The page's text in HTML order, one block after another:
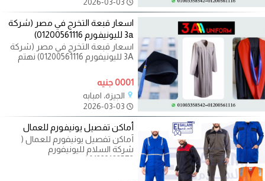
اسعار قبعة التخرج في مصر (شركة
3a لليونيفورم 01200561116)
اسعار قبعة التخرج في مصر (شركة
3A لليونيفورم 01200561116) نهتم
0001 جنيه
الجيزة، امبابه
أماكن تفصيل يونيفورم للعمال
أماكن تفصيل يونيفورم للعمال (
شركة السلام لليونيفورم
01223182572 ) يونيفورم عمال